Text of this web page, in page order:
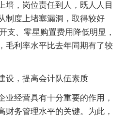
墙，岗位责任到人，既人人目
制度上堵塞漏洞，取得较好
支、零星购置费用降低明显，
毛利率水平比去年同期有了较
设，提高会计队伍素质
业经营具有十分重要的作用，
财务管理水平的关键。为此，